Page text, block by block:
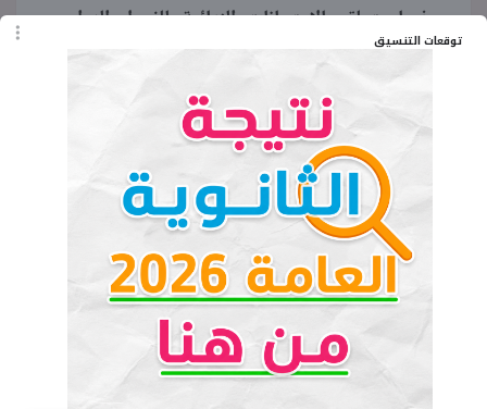
توقعات التنسيق
وفيما يتعلق بالامتحانات النهائية للفصل الدراسي
الثاني، أكدت الوزارة أن هذه الامتحانات ستنطلق في
شهر مايو 2025، وفقًا للخطة الزمنية المعدة مسبقًا،
وتستمر حتى نهاية الشهر ذاته.
وتبقى الوزارة حريصة على توفير بيئة امتحانية آمنة
ومنظمة للطلاب، وذلك لضمان أن تتم العملية
الامتحانية بأعلى درجات الشفافية والعدالة.
الكلمات المفتاحية
موعد امتحانات شهر أبريل 2025 لصفوف النقل